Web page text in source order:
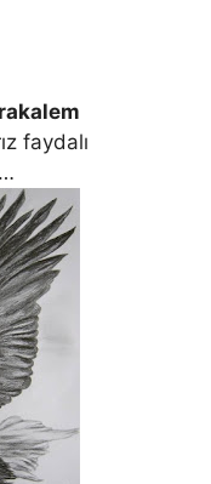
faydalı